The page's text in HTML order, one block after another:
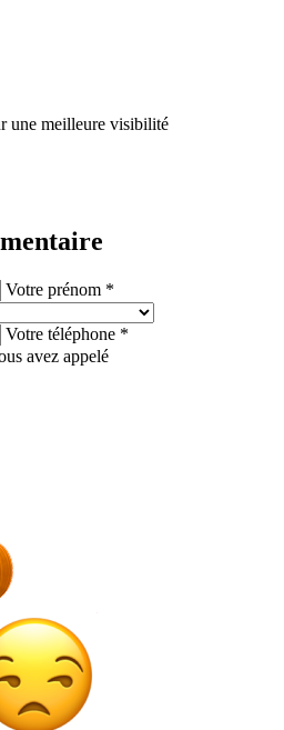
une meilleure visibilité
Votre prénom *
Votre téléphone *
avez appelé